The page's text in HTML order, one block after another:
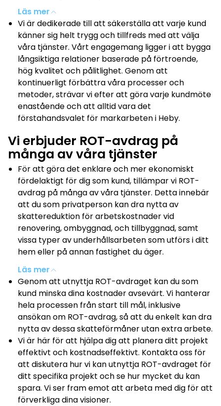
Läs mer
Vi är dedikerade till att säkerställa att varje kund
känner sig helt trygg och tillfreds med att välja
våra tjänster. Vårt engagemang ligger i att bygga
långsiktiga relationer baserade på förtroende,
hög kvalitet och pålitlighet. Genom att
kontinuerligt förbättra våra processer och
metoder, strävar vi efter att göra varje kundmöte
enastående och att alltid vara det
förstahandsvalet för markarbeten i Heby.
Vi erbjuder ROT-avdrag på
många av våra tjänster
För att göra det enklare och mer ekonomiskt
fördelaktigt för dig som kund, tillämpar vi ROT-
avdrag på många av våra tjänster. Detta innebär
att du som privatperson kan dra nytta av
skattereduktion för arbetskostnader vid
renovering, ombyggnad, och tillbyggnad, samt
vissa typer av underhållsarbeten som utförs i ditt
hem eller på annan fastighet du äger.
Läs mer
Genom att utnyttja ROT-avdraget kan du som
kund minska dina kostnader avsevärt. Vi hanterar
hela processen från start till mål, inklusive
ansökan om ROT-avdrag, så att du enkelt kan dra
nytta av dessa skatteförmåner utan extra arbete.
Vi är här för att hjälpa dig att planera ditt projekt
effektivt och kostnadseffektivt. Kontakta oss för
att diskutera hur vi kan utnyttja ROT-avdraget för
ditt specifika projekt och se hur mycket du kan
spara. Vi ser fram emot att arbeta med dig för att
förverkliga dina visioner.